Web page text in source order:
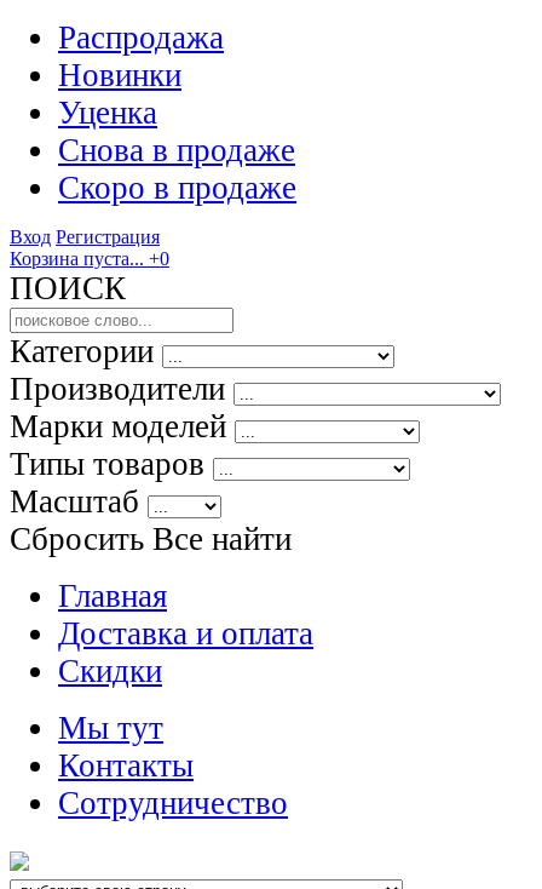
Распродажа
Новинки
Уценка
Снова в продаже
Скоро в продаже
Вход Регистрация
Корзина пуста... +0
ПОИСК
Категории
Производители
Марки моделей
Типы товаров
Масштаб
Сбросить Все найти
Главная
Доставка и оплата
Скидки
Мы тут
Контакты
Сотрудничество